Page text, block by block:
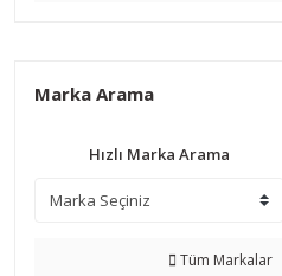
Marka Arama
Hızlı Marka Arama
Tüm Markalar